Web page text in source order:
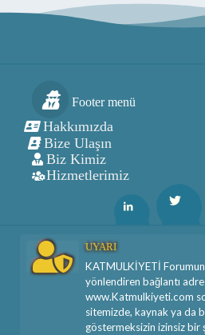
Footer menü
Hakkımızda
Bize Ulaşın
Biz Kimiz
Hizmetlerimiz
Linkedin Twitter
UYARI
KATMULKİYETİ
yönlendiren bağlantı
www.Katmulkiyeti.com
sitemizde, kaynak ya da
göstermeksizin izinsiz bir